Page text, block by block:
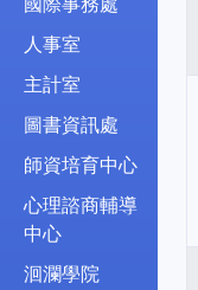
人事室
主計室
圖書資訊處
師資培育中心
心理諮商輔導
中心
洄瀾學院